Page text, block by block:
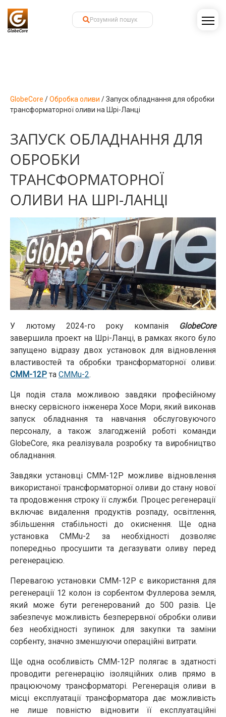
GlobeCore /Обробка оливи /Запуск обладнання для обробки
трансформаторної оливи на Шрі-Ланці
ЗАПУСК ОБЛАДНАННЯ ДЛЯ
ОБРОБКИ
ТРАНСФОРМАТОРНОЇ
ОЛИВИ НА ШРІ-ЛАНЦІ
У лютому 2024-го року компанія
GlobeCore
завершила проект на Шрі-Ланці, в рамках якого було
запущено відразу двох установок для відновлення
властивостей та обробки трансформаторної оливи:
СММ-12Р та CMMu-2.
Ця подія стала можливою завдяки професійному
внеску сервісного інженера Хосе Мори, який виконав
запуск обладнання та навчання обслуговуючого
персоналу, а також злагодженій роботі команди
GlobeCore, яка реалізувала розробку та виробництво
обладнання.
Завдяки установці CMM-12Р можливе відновлення
використаної трансформаторної оливи до стану нової
та продовження строку її служби. Процес регенерації
включає видалення продуктів розпаду, освітлення,
збільшення стабільності до окиснення. Ще одна
установка CMMu-2 за необхідності дозволяє
попередньо просушити та дегазувати оливу перед
регенерацією.
Перевагою установки СММ-12Р є використання для
регенерації 12 колон із сорбентом Фуллерова земля,
який може бути регенерований до 500 разів. Це
забезпечує можливість безперервної обробки оливи
без необхідності зупинок для закупки та заміни
сорбенту, значно зменшуючи операційні витрати.
Ще одна особливість СММ-12Р полягає в здатності
проводити регенерацію ізоляційних олив прямо в
працюючому трансформаторі. Регенерація оливи в
місці експлуатації трансформатора дає можливість
не лише повністю відновити її експлуатаційні